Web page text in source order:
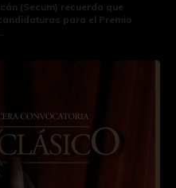
(Secum) recuerda que
para el Premio